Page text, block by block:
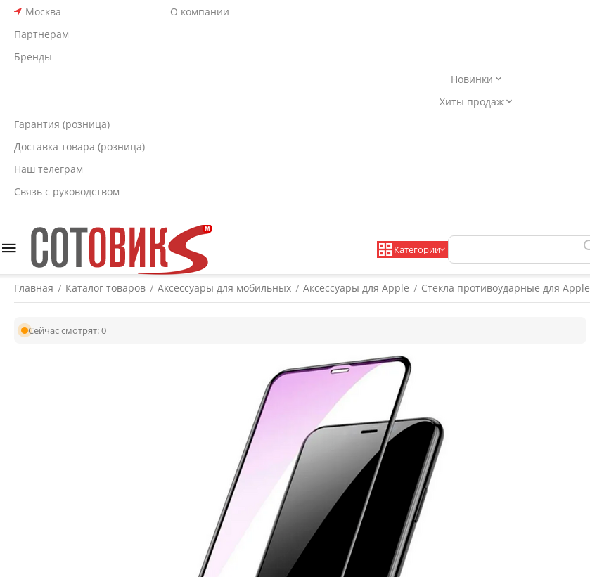
Москва
О компании
Партнерам
Бренды
Новинки
Хиты продаж
Гарантия (розница)
Доставка товара (розница)
Наш телеграм
Связь с руководством
Категории
Главная / Каталог товаров / Аксессуары для мобильных / Аксессуары для Apple / Стёкла противоударные для Apple
Сейчас смотрят:0